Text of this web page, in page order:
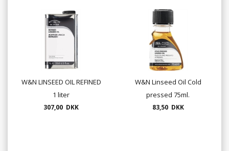
W&N LINSEED OIL REFINED
1 liter
307,00 DKK
W&N Linseed Oil Cold
pressed 75ml.
83,50 DKK